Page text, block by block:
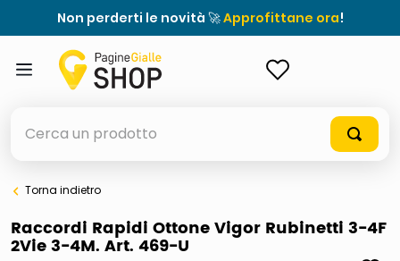
Non perderti le novità 🚀Approfittane ora!
elenchi telefonici
orologio parete
Torna indietro
Raccordi Rapidi Ottone Vigor Rubinetti 3-4F
2Vie 3-4M. Art. 469-U